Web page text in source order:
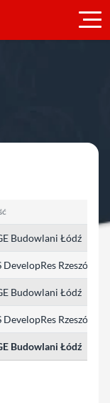
Budowlani Łódź
DevelopRes Rzeszów
Budowlani Łódź
DevelopRes Rzeszów
Budowlani Łódź